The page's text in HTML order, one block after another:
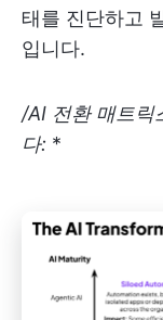
태를 진단하고
입니다.
/AI 전환 매트릭
다: *